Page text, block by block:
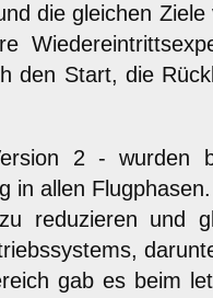
die gleichen
den Start, die
2 - wurden
allen
reduzieren und
gab es beim